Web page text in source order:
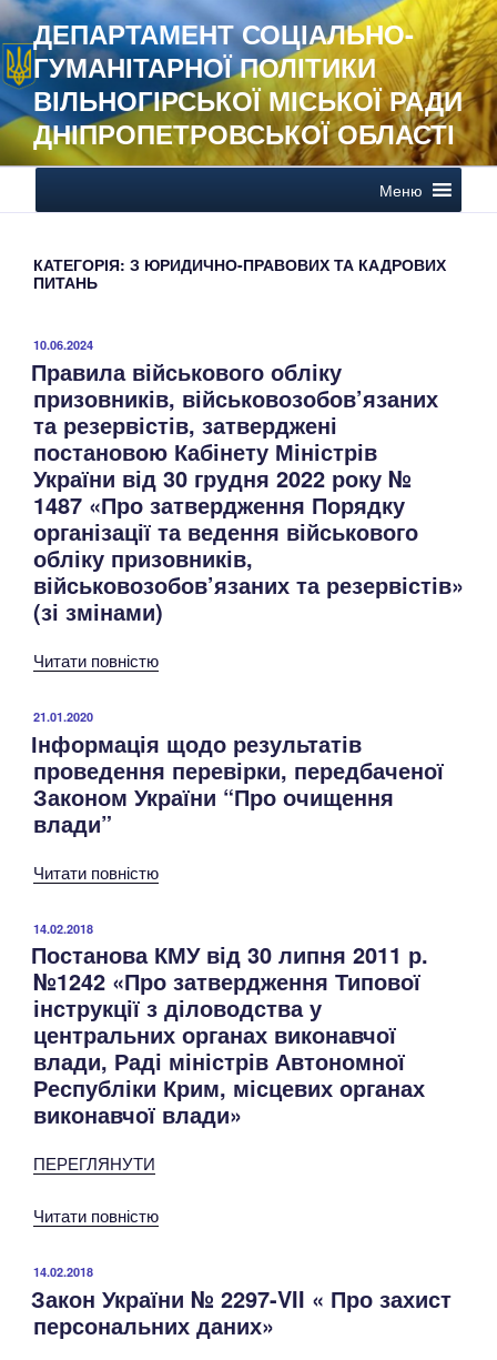
Перейти
до
вмісту
ДЕПАРТАМЕНТ СОЦІАЛЬНО-
ГУМАНІТАРНОЇ ПОЛІТИКИ
ВІЛЬНОГІРСЬКОЇ МІСЬКОЇ РАДИ
ДНІПРОПЕТРОВСЬКОЇ ОБЛАСТІ
Меню
КАТЕГОРІЯ: З ЮРИДИЧНО-ПРАВОВИХ ТА КАДРОВИХ
ПИТАНЬ
ОПУБЛІКОВАНО
10.06.2024
Правила військового обліку
призовників, військовозобов’язаних
та резервістів, затверджені
постановою Кабінету Міністрів
України від 30 грудня 2022 року №
1487 «Про затвердження Порядку
організації та ведення військового
обліку призовників,
військовозобов’язаних та резервістів»
(зі змінами)
Читати повністю
ОПУБЛІКОВАНО
21.01.2020
Інформація щодо результатів
проведення перевірки, передбаченої
Законом України “Про очищення
влади”
Читати повністю
ОПУБЛІКОВАНО
14.02.2018
Постанова КМУ від 30 липня 2011 р.
№1242 «Про затвердження Типової
інструкції з діловодства у
центральних органах виконавчої
влади, Раді міністрів Автономної
Республіки Крим, місцевих органах
виконавчої влади»
ПЕРЕГЛЯНУТИ
Читати повністю
ОПУБЛІКОВАНО
14.02.2018
Закон України № 2297-VII « Про захист
персональних даних»